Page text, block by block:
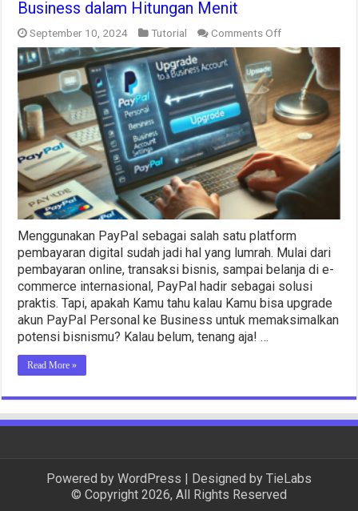
Business dalam Hitungan Menit
September 10, 2024 Tutorial Comments Offon
Cara
Upgrade
PayPal
Personal
ke
Business
dalam
Hitungan
Menit
Menggunakan PayPal sebagai salah satu platform
pembayaran digital sudah jadi hal yang lumrah. Mulai dari
pembayaran online, transaksi bisnis, sampai belanja di e-
commerce internasional, PayPal hadir sebagai solusi
praktis. Tapi, apakah Kamu tahu kalau Kamu bisa upgrade
akun PayPal Personal ke Business untuk memaksimalkan
potensi bisnismu? Kalau belum, tenang aja! …
Read More »
Powered by WordPress | Designed by TieLabs
© Copyright 2026, All Rights Reserved